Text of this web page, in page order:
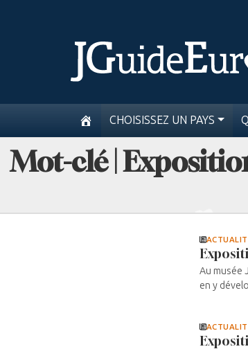
CHOISISSEZ UN PAYS
Mot-clé |
Au musée
en y